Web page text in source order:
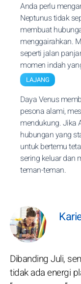
Anda perlu
Neptunus tidak
membuat
menggairahkan.
seperti jalan
momen indah
LAJANG
Daya Venus
pesona alami,
mendukung. Jika
hubungan yang
untuk bertemu
sering keluar dan
teman-teman.
Dibanding Juli,
tidak ada energi